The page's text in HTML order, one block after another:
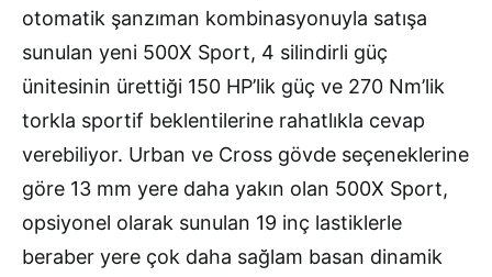
otomatik şanzıman kombinasyonuyla satışa
sunulan yeni 500X Sport, 4 silindirli güç
ünitesinin ürettiği 150 HP’lik güç ve 270 Nm’lik
torkla sportif beklentilerine rahatlıkla cevap
verebiliyor. Urban ve Cross gövde seçeneklerine
göre 13 mm yere daha yakın olan 500X Sport,
opsiyonel olarak sunulan 19 inç lastiklerle
beraber yere çok daha sağlam basan dinamik